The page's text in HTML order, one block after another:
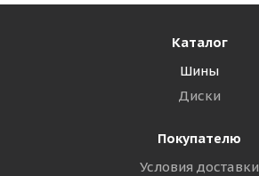
Каталог
Шины
Диски
Покупателю
Условия доставки